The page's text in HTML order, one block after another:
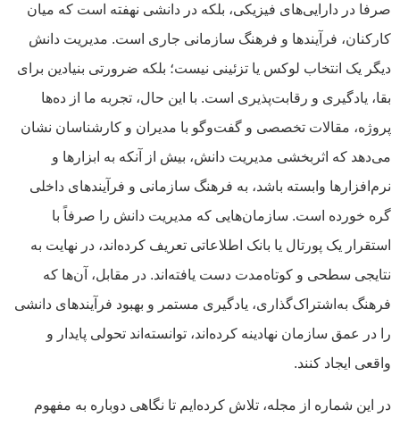
صرفا در دارایی‌های فیزیکی، بلکه در دانشی نهفته است که میان
کارکنان، فرآیندها و فرهنگ سازمانی جاری است. مدیریت دانش
دیگر یک انتخاب لوکس یا تزئینی نیست؛ بلکه ضرورتی بنیادین برای
بقا، یادگیری و رقابت‌پذیری است. با این حال، تجربه ما از ده‌ها
پروژه، مقالات تخصصی و گفت‌وگو با مدیران و کارشناسان نشان
می‌دهد که اثربخشی مدیریت دانش، بیش از آنکه به ابزارها و
نرم‌افزارها وابسته باشد، به فرهنگ سازمانی و فرآیندهای داخلی
گره خورده است. سازمان‌هایی که مدیریت دانش را صرفاً با
استقرار یک پورتال یا بانک اطلاعاتی تعریف کرده‌اند، در نهایت به
نتایجی سطحی و کوتاه‌مدت دست یافته‌اند. در مقابل، آن‌ها که
فرهنگ به‌اشتراک‌گذاری، یادگیری مستمر و بهبود فرآیندهای دانشی
را در عمق سازمان نهادینه کرده‌اند، توانسته‌اند تحولی پایدار و
واقعی ایجاد کنند.
در این شماره از مجله، تلاش کرده‌ایم تا نگاهی دوباره به مفهوم